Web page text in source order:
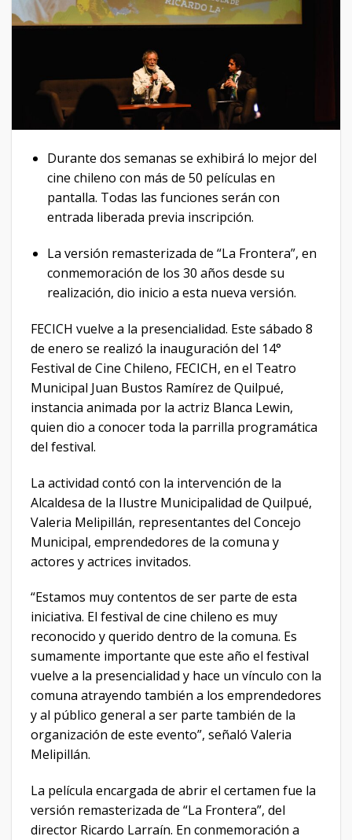
Durante dos semanas se exhibirá lo mejor del
cine chileno con más de 50 películas en
pantalla. Todas las funciones serán con
entrada liberada previa inscripción.
La versión remasterizada de “La Frontera”, en
conmemoración de los 30 años desde su
realización, dio inicio a esta nueva versión.
FECICH vuelve a la presencialidad. Este sábado 8
de enero se realizó la inauguración del 14°
Festival de Cine Chileno, FECICH, en el Teatro
Municipal Juan Bustos Ramírez de Quilpué,
instancia animada por la actriz Blanca Lewin,
quien dio a conocer toda la parrilla programática
del festival.
La actividad contó con la intervención de la
Alcaldesa de la Ilustre Municipalidad de Quilpué,
Valeria Melipillán, representantes del Concejo
Municipal, emprendedores de la comuna y
actores y actrices invitados.
“Estamos muy contentos de ser parte de esta
iniciativa. El festival de cine chileno es muy
reconocido y querido dentro de la comuna. Es
sumamente importante que este año el festival
vuelve a la presencialidad y hace un vínculo con la
comuna atrayendo también a los emprendedores
y al público general a ser parte también de la
organización de este evento”, señaló Valeria
Melipillán.
La película encargada de abrir el certamen fue la
versión remasterizada de “La Frontera”, del
director Ricardo Larraín. En conmemoración a